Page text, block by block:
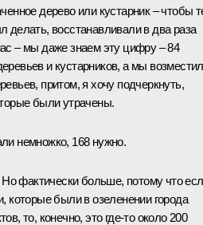
дерево или кустарник – чтобы
делать, восстанавливали в два раза
– мы даже знаем эту цифру – 84
и кустарников, а мы
притом, я хочу подчеркнуть,
были утрачены.
немножко, 168 нужно.
фактически больше, потому что
которые были в озеленении города
то, конечно, это где‑то около 200